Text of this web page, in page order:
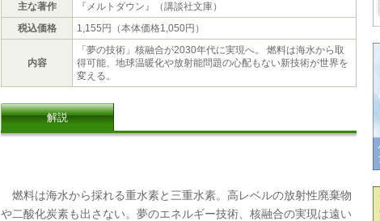
主な著作
『メルトダウン』（講談社文庫）
税込価格
1,155円（本体価格1,050円）
内容
「夢の技術」核融合が2030年代に実現へ。 燃料は海水から取
得可能、地球温暖化や放射能問題の心配もない新技術が世界を
変える。
解説
燃料は海水から採れる重水素と三重水素。高レベルの放射性廃棄物
や二酸化炭素も出さない。夢のエネルギー技術、核融合の実現は遠い